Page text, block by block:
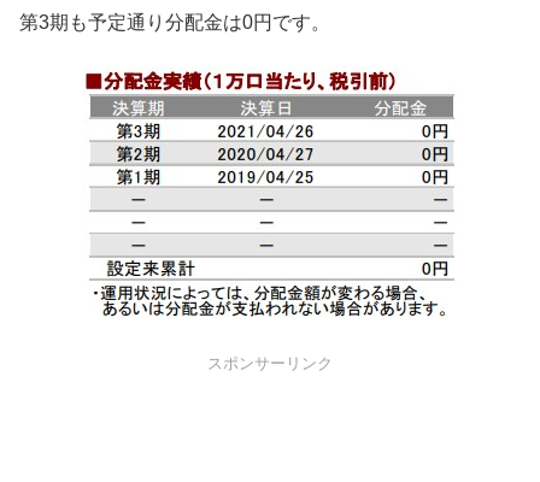
第3期も予定通り分配金は0円です。
スポンサーリンク